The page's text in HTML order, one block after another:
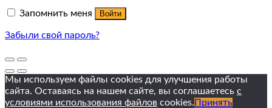
Запомнить меня Войти
Забыли свой пароль?
Мы используем файлы cookies для улучшения работы
сайта. Оставаясь на нашем сайте, вы соглашаетесь с
условиями использования файлов cookies. Принять